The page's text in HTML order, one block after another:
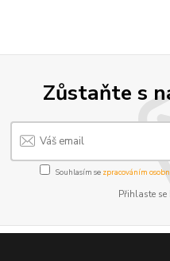
Zůstaňte s
Souhlasím se zpracováním
Přihlaste se